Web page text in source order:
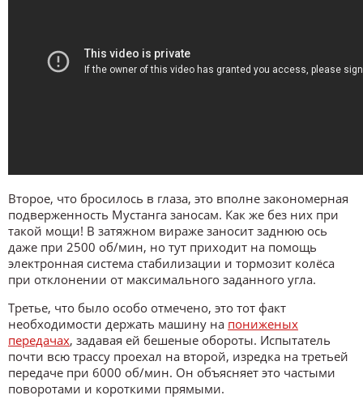
Второе, что бросилось в глаза, это вполне закономерная
подверженность Мустанга заносам. Как же без них при
такой мощи! В затяжном вираже заносит заднюю ось
даже при 2500 об/мин, но тут приходит на помощь
электронная система стабилизации и тормозит колёса
при отклонении от максимального заданного угла.
Третье, что было особо отмечено, это тот факт
необходимости держать машину на пониженых
передачах, задавая ей бешеные обороты. Испытатель
почти всю трассу проехал на второй, изредка на третьей
передаче при 6000 об/мин. Он объясняет это частыми
поворотами и короткими прямыми.